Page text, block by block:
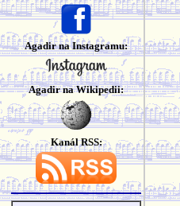
Agadir na Instagramu:
Agadir na Wikipedii:
Kanál RSS: